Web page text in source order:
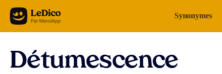
Aller au contenu Synonymes
Détumescence